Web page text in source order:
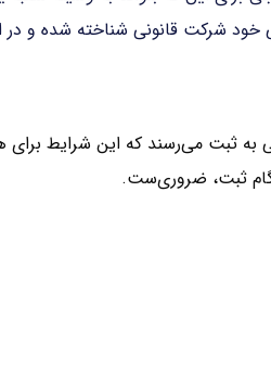
خود شرکت قانونی شناخته شده و در
ثبت می‌رسند که این شرایط
ثبت، ضروری‌ست.